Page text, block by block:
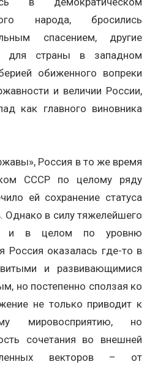
народа, бросились
спасением, другие
для страны в западном
обиженного вопреки
и величии России,
как главного виновника
Россия в то же время
СССР по целому ряду
ей сохранение статуса
Однако в силу тяжелейшего
и в целом по уровню
Россия оказалась где-то в
и развивающимися
но постепенно сползая ко
не только приводит к
мировосприятию, но
сочетания во внешней
векторов – от